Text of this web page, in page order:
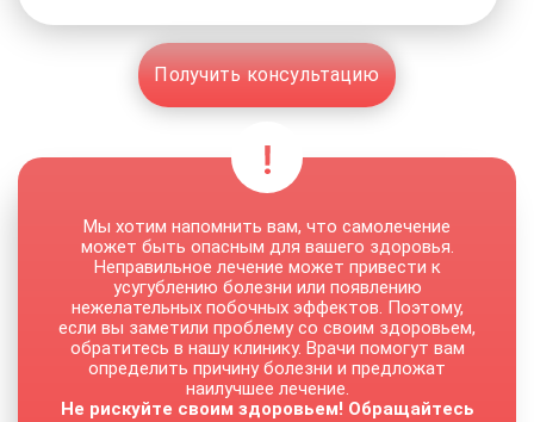
Получить консультацию
Мы хотим напомнить вам, что самолечение
может быть опасным для вашего здоровья.
Неправильное лечение может привести к
усугублению болезни или появлению
нежелательных побочных эффектов. Поэтому,
если вы заметили проблему со своим здоровьем,
обратитесь в нашу клинику. Врачи помогут вам
определить причину болезни и предложат
наилучшее лечение.
Не рискуйте своим здоровьем! Обращайтесь